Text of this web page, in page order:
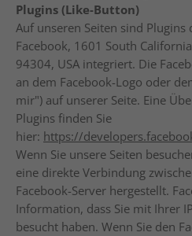
Plugins (Like-Button)
Auf unseren Seiten sind Plugins
Facebook, 1601 South
94304, USA integriert. Die
an dem Facebook-Logo oder
mir") auf unserer Seite. Eine
Plugins finden Sie
hier: https://
Wenn Sie unsere Seiten
eine direkte Verbindung
Facebook-Server hergestellt.
Information, dass Sie mit Ihrer
besucht haben. Wenn Sie den